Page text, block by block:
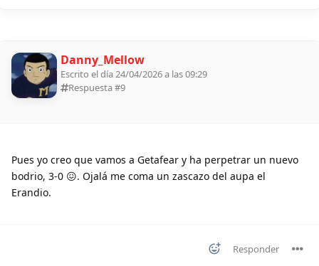
Danny_Mellow
Escrito el día 24/04/2026 a las 09:29
Respuesta #9
Pues yo creo que vamos a Getafear y ha perpetrar un nuevo
bodrio, 3-0 😖. Ojalá me coma un zascazo del aupa el
Erandio.
Responder